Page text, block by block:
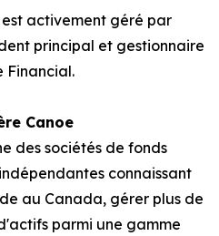
est activement géré par
principal et gestionnaire
Financial.
Canoe
des sociétés de fonds
connaissant
au Canada, gérer plus de
parmi une gamme